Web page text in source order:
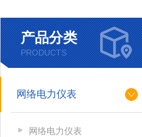
产品分类
PRODUCTS
网络电力仪表
网络电力仪表